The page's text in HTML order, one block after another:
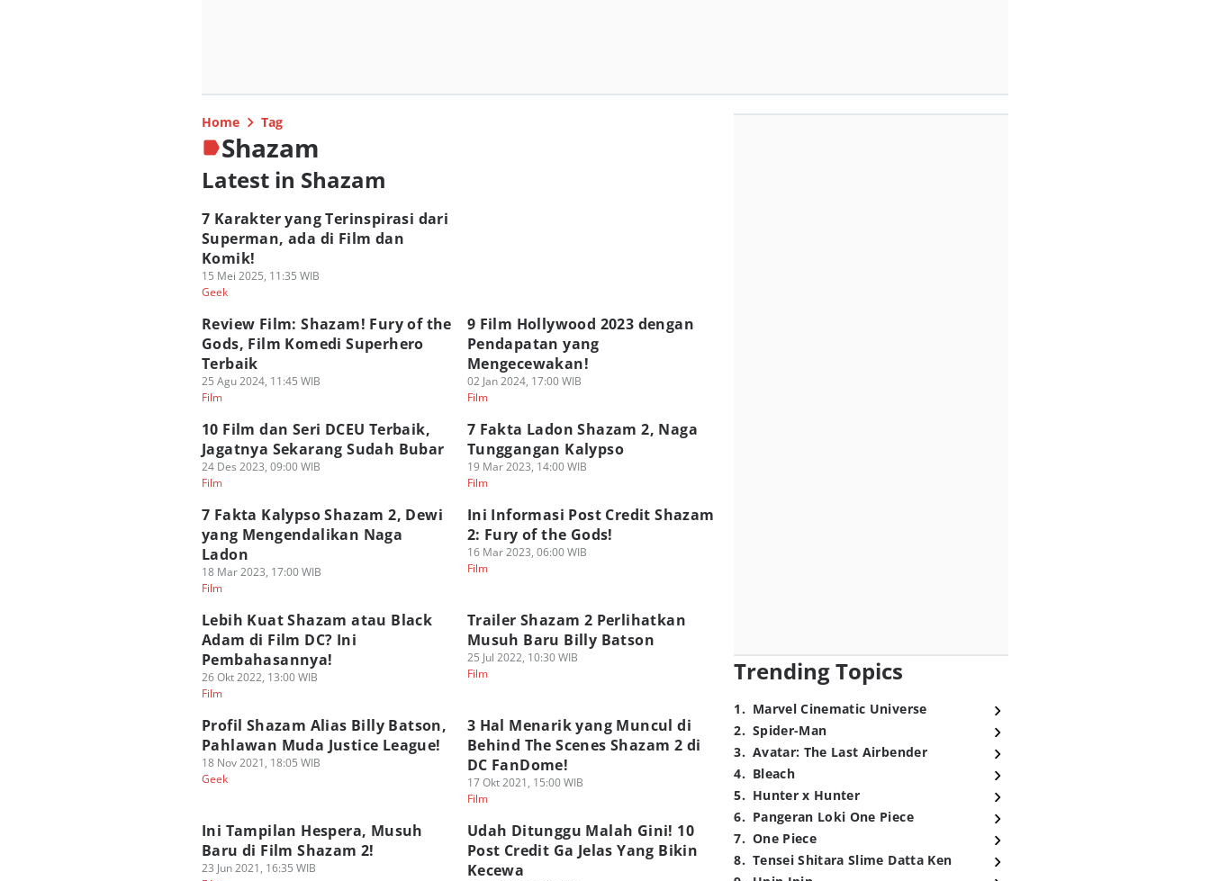
Home Tag
Shazam
Latest in Shazam
7 Karakter yang Terinspirasi dari
Superman, ada di Film dan
Komik!
15 Mei 2025, 11:35 WIB
Geek
Review Film: Shazam! Fury of the
Gods, Film Komedi Superhero
Terbaik
25 Agu 2024, 11:45 WIB
Film
9 Film Hollywood 2023 dengan
Pendapatan yang
Mengecewakan!
02 Jan 2024, 17:00 WIB
Film
10 Film dan Seri DCEU Terbaik,
Jagatnya Sekarang Sudah Bubar
24 Des 2023, 09:00 WIB
Film
7 Fakta Ladon Shazam 2, Naga
Tunggangan Kalypso
19 Mar 2023, 14:00 WIB
Film
7 Fakta Kalypso Shazam 2, Dewi
yang Mengendalikan Naga
Ladon
18 Mar 2023, 17:00 WIB
Film
Ini Informasi Post Credit Shazam
2: Fury of the Gods!
16 Mar 2023, 06:00 WIB
Film
Lebih Kuat Shazam atau Black
Adam di Film DC? Ini
Pembahasannya!
26 Okt 2022, 13:00 WIB
Film
Trailer Shazam 2 Perlihatkan
Musuh Baru Billy Batson
25 Jul 2022, 10:30 WIB
Film
Profil Shazam Alias Billy Batson,
Pahlawan Muda Justice League!
18 Nov 2021, 18:05 WIB
Geek
3 Hal Menarik yang Muncul di
Behind The Scenes Shazam 2 di
DC FanDome!
17 Okt 2021, 15:00 WIB
Film
Ini Tampilan Hespera, Musuh
Baru di Film Shazam 2!
23 Jun 2021, 16:35 WIB
Udah Ditunggu Malah Gini! 10
Post Credit Ga Jelas Yang Bikin
Kecewa
Trending Topics
1. Marvel Cinematic Universe
2. Spider-Man
3. Avatar: The Last Airbender
4. Bleach
5. Hunter x Hunter
6. Pangeran Loki One Piece
7. One Piece
8. Tensei Shitara Slime Datta Ken